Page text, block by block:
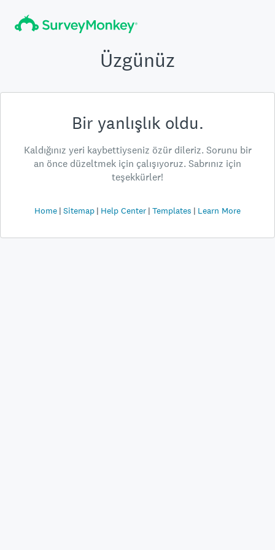
Üzgünüz
Bir yanlışlık oldu.
Kaldığınız yeri kaybettiyseniz özür dileriz. Sorunu bir
an önce düzeltmek için çalışıyoruz. Sabrınız için
teşekkürler!
Home Sitemap Help Center Templates Learn More